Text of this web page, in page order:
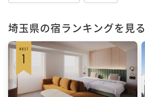
埼玉県の宿ランキングを見る